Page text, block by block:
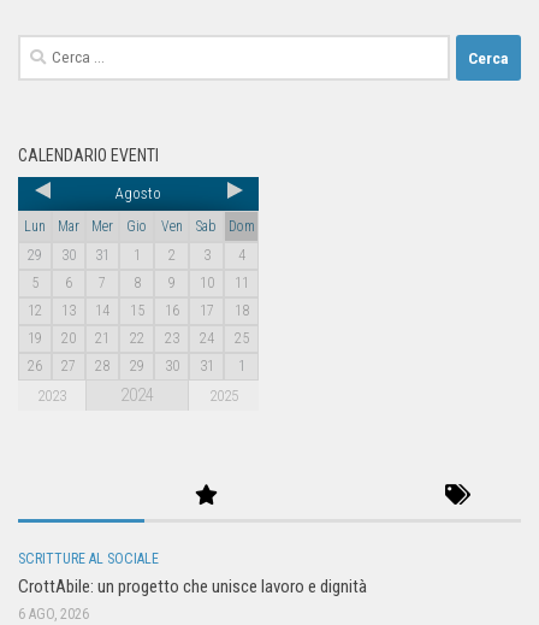
CALENDARIO EVENTI
Agosto
Lun Mar Mer Gio Ven Sab
Dom
29
30 31 1 2 3
4
5
6 7 8 9 10
11
12
13 14 15 16 17
18
19
20 21 22 23 24
25
26
27 28 29 30 31 1
2023 2024 2025
SCRITTURE AL SOCIALE
CrottAbile: un progetto che unisce lavoro e dignità
6 AGO, 2026